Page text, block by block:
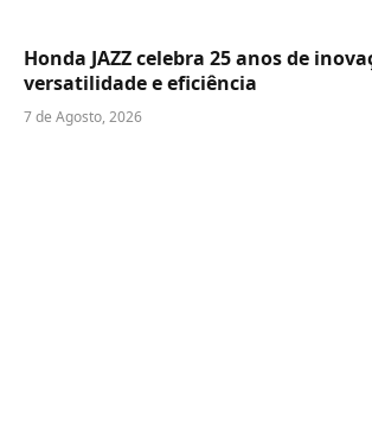
Honda JAZZ celebra 25 anos de
versatilidade e eficiência
7 de Agosto, 2026